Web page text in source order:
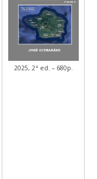
2025, 2ª ed. – 680p.